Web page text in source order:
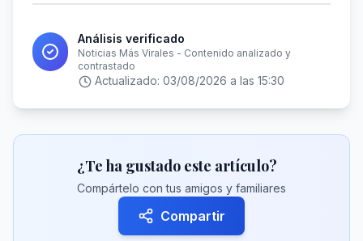
Análisis verificado
Noticias Más Virales - Contenido analizado y
contrastado
Actualizado: 03/08/2026 a las 15:30
¿Te ha gustado este artículo?
Compártelo con tus amigos y familiares
Compartir